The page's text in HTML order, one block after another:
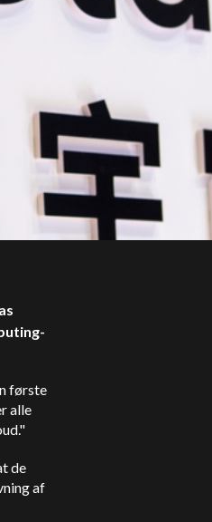
første
alle
de
af